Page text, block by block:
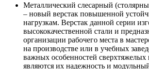
Металлический слесарный
– новый верстак повышенной
нагрузкам. Верстак данной серии
высококачественной стали и
организации рабочего места в
на производстве или в учебных
важных особенностей сверхтяжелых
являются их надежность и